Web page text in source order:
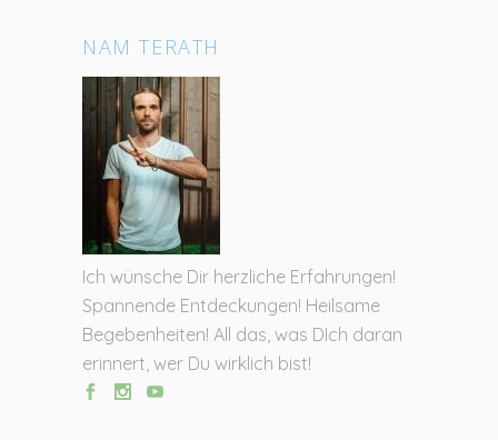
NAM TERATH
Ich wünsche Dir herzliche Erfahrungen!
Spannende Entdeckungen! Heilsame
Begebenheiten! All das, was DIch daran
erinnert, wer Du wirklich bist!